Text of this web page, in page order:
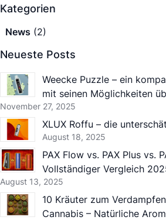
Kategorien
News (2)
Neueste Posts
Weecke Puzzle – ein
mit seinen Möglichkeiten
November 27, 2025
XLUX Roffu – die
August 18, 2025
PAX Flow vs. PAX Plus vs.
Vollständiger Vergleich
August 13, 2025
10 Kräuter zum
Cannabis – Natürliche